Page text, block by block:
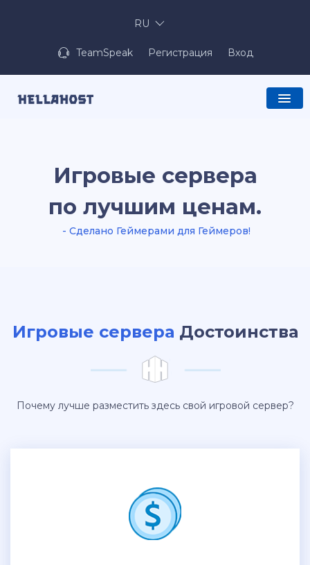
RU
TeamSpeak Регистрация Вход
Игровые сервера
по лучшим ценам.
- Сделано Геймерами для Геймеров!
Игровые сервера Достоинства
Почему лучше разместить здесь свой игровой сервер?